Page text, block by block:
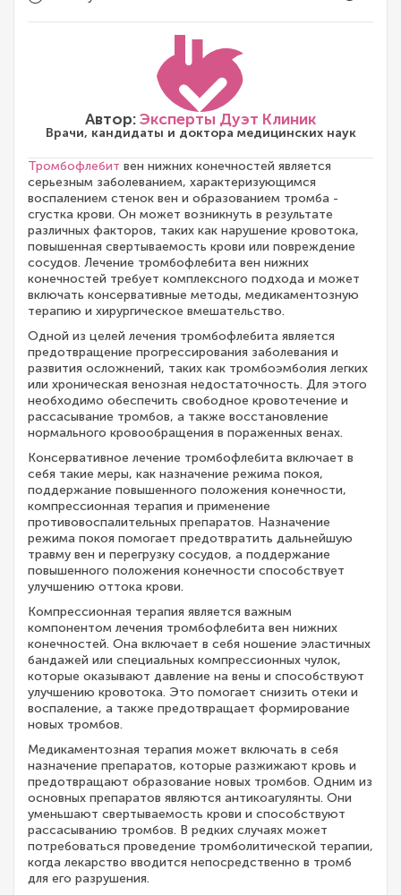
Автор:Эксперты Дуэт Клиник
Врачи, кандидаты и доктора медицинских наук
Тромбофлебит вен нижних конечностей является
серьезным заболеванием, характеризующимся
воспалением стенок вен и образованием тромба -
сгустка крови. Он может возникнуть в результате
различных факторов, таких как нарушение кровотока,
повышенная свертываемость крови или повреждение
сосудов. Лечение тромбофлебита вен нижних
конечностей требует комплексного подхода и может
включать консервативные методы, медикаментозную
терапию и хирургическое вмешательство.
Одной из целей лечения тромбофлебита является
предотвращение прогрессирования заболевания и
развития осложнений, таких как тромбоэмболия легких
или хроническая венозная недостаточность. Для этого
необходимо обеспечить свободное кровотечение и
рассасывание тромбов, а также восстановление
нормального кровообращения в пораженных венах.
Консервативное лечение тромбофлебита включает в
себя такие меры, как назначение режима покоя,
поддержание повышенного положения конечности,
компрессионная терапия и применение
противовоспалительных препаратов. Назначение
режима покоя помогает предотвратить дальнейшую
травму вен и перегрузку сосудов, а поддержание
повышенного положения конечности способствует
улучшению оттока крови.
Компрессионная терапия является важным
компонентом лечения тромбофлебита вен нижних
конечностей. Она включает в себя ношение эластичных
бандажей или специальных компрессионных чулок,
которые оказывают давление на вены и способствуют
улучшению кровотока. Это помогает снизить отеки и
воспаление, а также предотвращает формирование
новых тромбов.
Медикаментозная терапия может включать в себя
назначение препаратов, которые разжижают кровь и
предотвращают образование новых тромбов. Одним из
основных препаратов являются антикоагулянты. Они
уменьшают свертываемость крови и способствуют
рассасыванию тромбов. В редких случаях может
потребоваться проведение тромболитической терапии,
когда лекарство вводится непосредственно в тромб
для его разрушения.